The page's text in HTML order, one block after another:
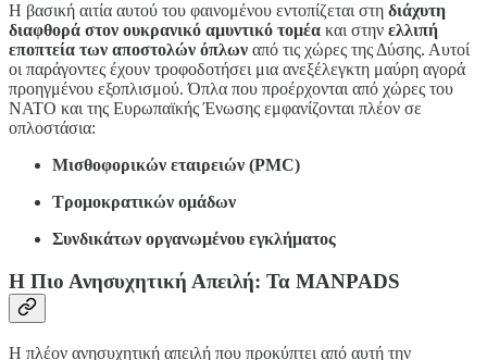
Η βασική αιτία αυτού του φαινομένου εντοπίζεται στη διάχυτη
διαφθορά στον ουκρανικό αμυντικό τομέα και στην ελλιπή
εποπτεία των αποστολών όπλων από τις χώρες της Δύσης. Αυτοί
οι παράγοντες έχουν τροφοδοτήσει μια ανεξέλεγκτη μαύρη αγορά
προηγμένου εξοπλισμού. Όπλα που προέρχονται από χώρες του
ΝΑΤΟ και της Ευρωπαϊκής Ένωσης εμφανίζονται πλέον σε
οπλοστάσια:
Μισθοφορικών εταιρειών (PMC)
Τρομοκρατικών ομάδων
Συνδικάτων οργανωμένου εγκλήματος
Η Πιο Ανησυχητική Απειλή: Τα MANPADS
Η πλέον ανησυχητική απειλή που προκύπτει από αυτή την